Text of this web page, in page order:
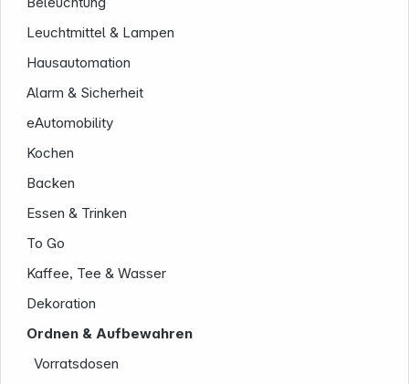
Leuchtmittel & Lampen
Hausautomation
Alarm & Sicherheit
eAutomobility
Kochen
Backen
Essen & Trinken
To Go
Kaffee, Tee & Wasser
Dekoration
Ordnen & Aufbewahren
Vorratsdosen